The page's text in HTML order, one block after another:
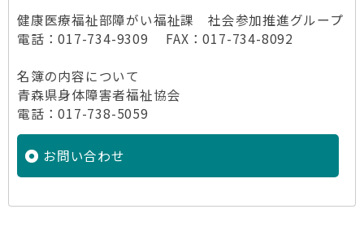
健康医療福祉部障がい福祉課 社会参加推進グループ
電話：017-734-9309 FAX：017-734-8092
名簿の内容について
青森県身体障害者福祉協会
電話：017-738-5059
お問い合わせ